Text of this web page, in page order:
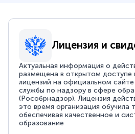
Лицензия и
Актуальная информация о
размещена в открытом доступе
лицензий на официальном
службы по надзору в сфере
(Рособрнадзор). Лицензия
это время организация обучила
обеспечивая качественное и
образование